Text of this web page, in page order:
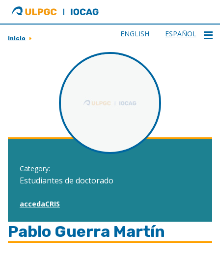
ULPGC
Ir
al
IOCAG
ENGLISH ESPAÑOL
Inicio
Category:
Estudiantes de doctorado
accedaCRIS
Pablo Guerra Martín